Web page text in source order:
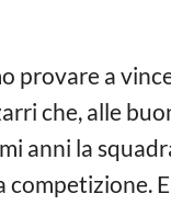
provare a
che, alle
anni la